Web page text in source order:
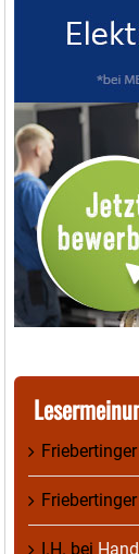
Friebertinger
Friebertinger
I.H. bei